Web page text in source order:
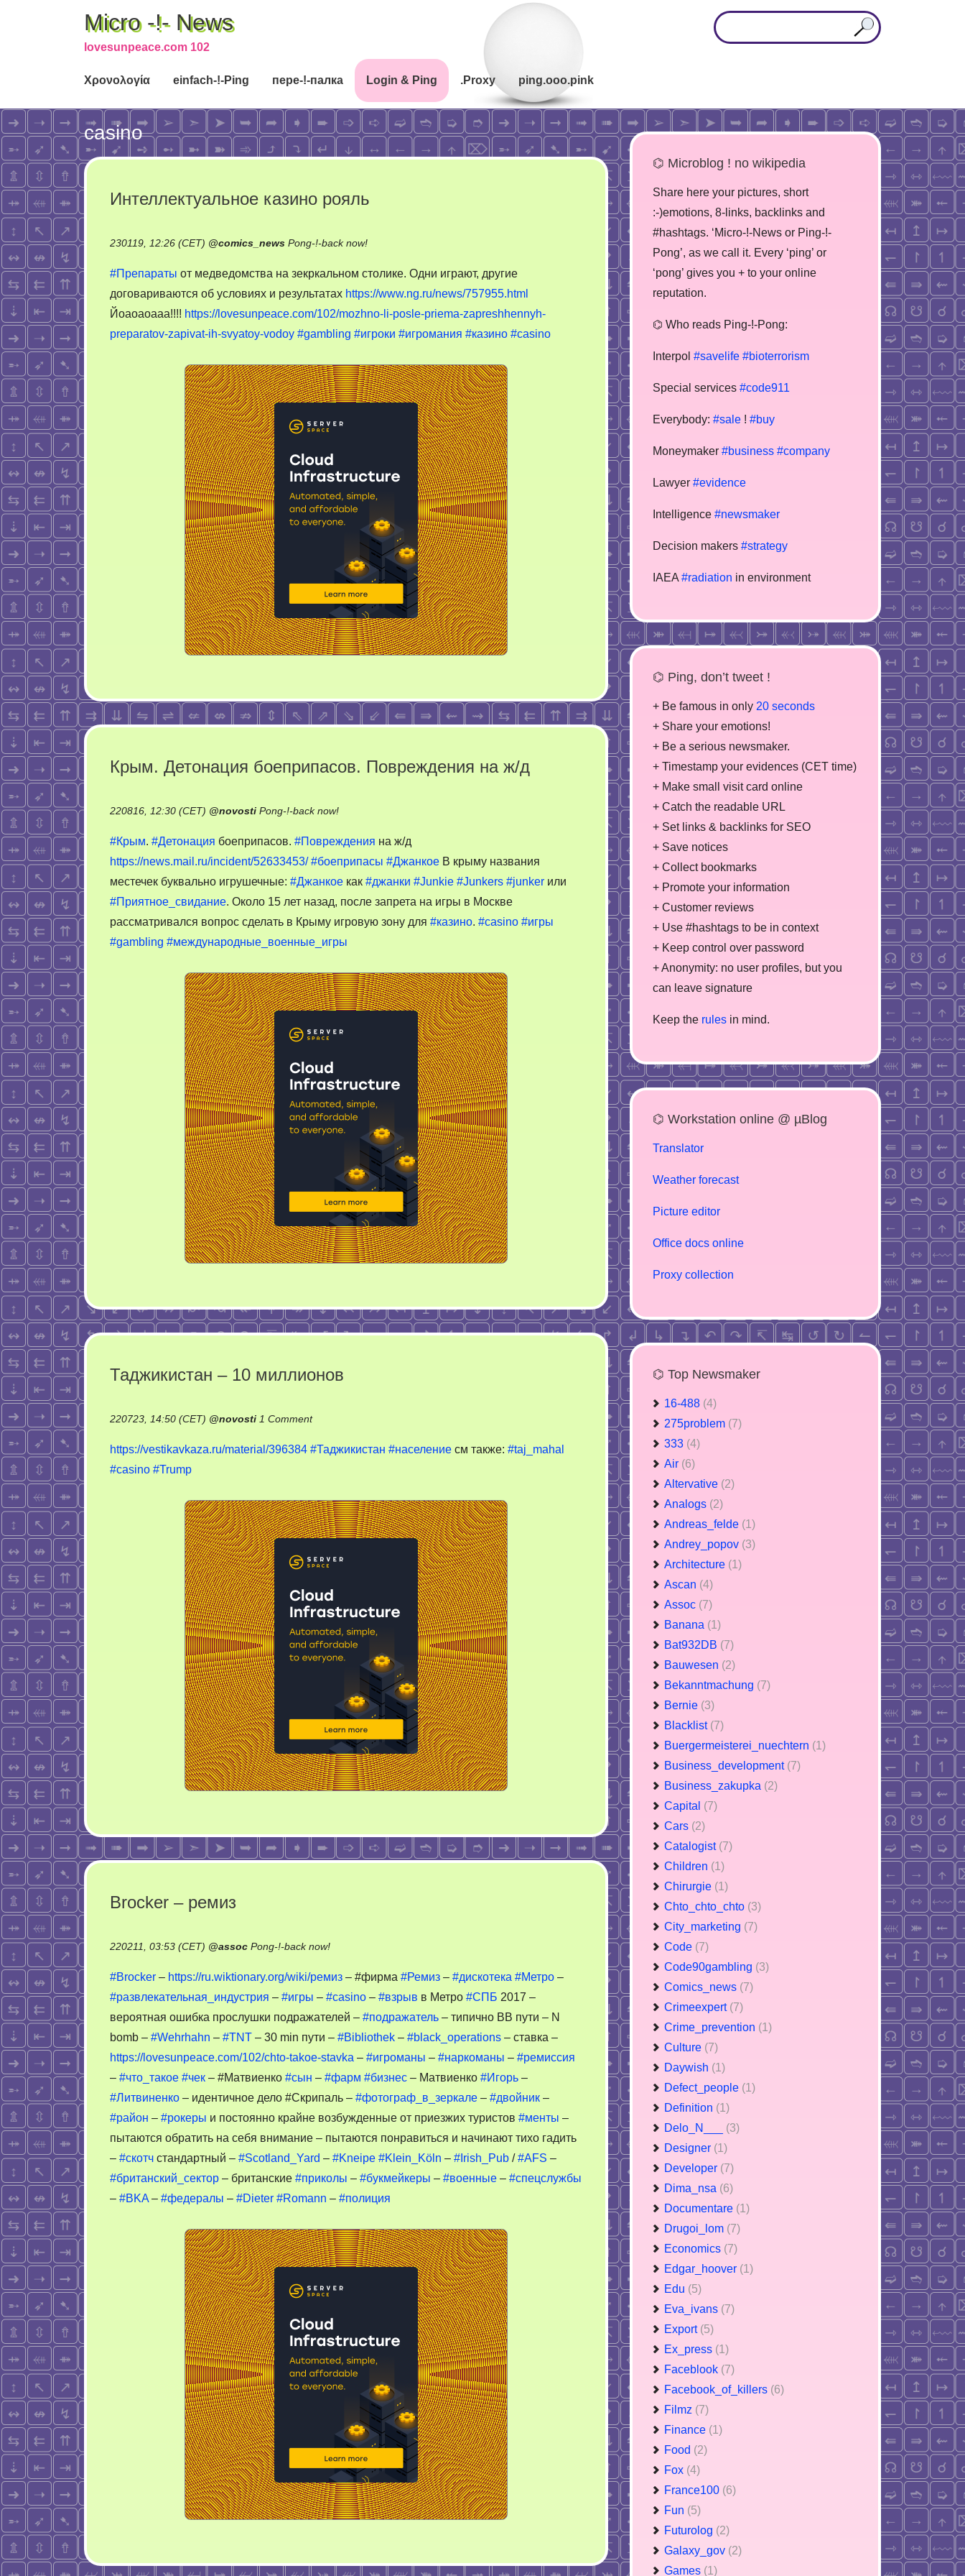
Micro -!- News
lovesunpeace.com 102
Χρονολογία einfach-!-Ping пере-!-палка Login & Ping .Proxy ping.ooo.pink
casino
Интеллектуальное казино рояль
230119, 12:26 (CET) @comics_news Pong-!-back now!on
казино
рояль
#Препараты от медведомства на зекркальном столике. Одни играют, другие
договариваются об условиях и результатах https://www.ng.ru/news/757955.html
Йоаоаоааа!!!! https://lovesunpeace.com/102/mozhno-li-posle-priema-zapreshhennyh-
preparatov-zapivat-ih-svyatoy-vodoy #gambling #игроки #игромания #казино #casino
Крым. Детонация боеприпасов. Повреждения на ж/д
220816, 12:30 (CET) @novosti Pong-!-back now!on
Детонация
боеприпасов.
Повреждения
на
ж/
#Крым. #Детонация боеприпасов. #Повреждения на ж/д
https://news.mail.ru/incident/52633453/ #боеприпасы #Джанкое В крыму названия
местечек буквально игрушечные: #Джанкое как #джанки #Junkie #Junkers #junker или
#Приятное_свидание. Около 15 лет назад, после запрета на игры в Москве
рассматривался вопрос сделать в Крыму игровую зону для #казино. #casino #игры
#gambling #международные_военные_игры
Таджикистан – 10 миллионов
220723, 14:50 (CET) @novosti 1 Commenton
–
https://vestikavkaza.ru/material/396384 #Таджикистан #население см также: #taj_mahal
#casino #Trump
Brocker – ремиз
220211, 03:53 (CET) @assoc Pong-!-back now!on
–
ремиз
#Brocker – https://ru.wiktionary.org/wiki/ремиз – #фирма #Ремиз – #дискотека #Метро –
#развлекательная_индустрия – #игры – #casino – #взрыв в Метро #СПБ 2017 –
вероятная ошибка прослушки подражателей – #подражатель – типично ВВ пути – N
bomb – #Wehrhahn – #TNT – 30 min пути – #Bibliothek – #black_operations – ставка –
https://lovesunpeace.com/102/chto-takoe-stavka – #игроманы – #наркоманы – #ремиссия
– #что_такое #чек – #Матвиенко #сын – #фарм #бизнес – Матвиенко #Игорь –
#Литвиненко – идентичное дело #Скрипаль – #фотограф_в_зеркале – #двойник –
#район – #рокеры и постоянно крайне возбужденные от приезжих туристов #менты –
пытаются обратить на себя внимание – пытаются понравиться и начинают тихо гадить
– #скотч стандартный – #Scotland_Yard – #Kneipe #Klein_Köln – #Irish_Pub /#AFS –
#британский_сектор – британские #приколы – #букмейкеры – #военные – #спецслужбы
– #BKA – #федералы – #Dieter #Romann – #полиция
⌬ Microblog ! no wikipedia
Share here your pictures, short
:-)emotions, 8-links, backlinks and
#hashtags. ‘Micro-!-News or Ping-!-
Pong’, as we call it. Every ‘ping’ or
‘pong’ gives you + to your online
reputation.
⌬ Who reads Ping-!-Pong:
Interpol #savelife #bioterrorism
Special services #code911
Everybody: #sale ! #buy
Moneymaker #business #company
Lawyer #evidence
Intelligence #newsmaker
Decision makers #strategy
IAEA #radiation in environment
⌬ Ping, don’t tweet !
+ Be famous in only 20 seconds
+ Share your emotions!
+ Be a serious newsmaker.
+ Timestamp your evidences (CET time)
+ Make small visit card online
+ Catch the readable URL
+ Set links & backlinks for SEO
+ Save notices
+ Collect bookmarks
+ Promote your information
+ Customer reviews
+ Use #hashtags to be in context
+ Keep control over password
+ Anonymity: no user profiles, but you
can leave signature
Keep the rules in mind.
⌬ Workstation online @ µBlog
Translator
Weather forecast
Picture editor
Office docs online
Proxy collection
⌬ Top Newsmaker
16-488 (4)
275problem (7)
333 (4)
Air (6)
Altervative (2)
Analogs (2)
Andreas_felde (1)
Andrey_popov (3)
Architecture (1)
Ascan (4)
Assoc (7)
Banana (1)
Bat932DB (7)
Bauwesen (2)
Bekanntmachung (7)
Bernie (3)
Blacklist (7)
Buergermeisterei_nuechtern (1)
Business_development (7)
Business_zakupka (2)
Capital (7)
Cars (2)
Catalogist (7)
Children (1)
Chirurgie (1)
Chto_chto_chto (3)
City_marketing (7)
Code (7)
Code90gambling (3)
Comics_news (7)
Crimeexpert (7)
Crime_prevention (1)
Culture (7)
Daywish (1)
Defect_people (1)
Definition (1)
Delo_N___ (3)
Designer (1)
Developer (7)
Dima_nsa (6)
Documentare (1)
Drugoi_lom (7)
Economics (7)
Edgar_hoover (1)
Edu (5)
Eva_ivans (7)
Export (5)
Ex_press (1)
Faceblook (7)
Facebook_of_killers (6)
Filmz (7)
Finance (1)
Food (2)
Fox (4)
France100 (6)
Fun (5)
Futurolog (2)
Galaxy_gov (2)
Games (1)